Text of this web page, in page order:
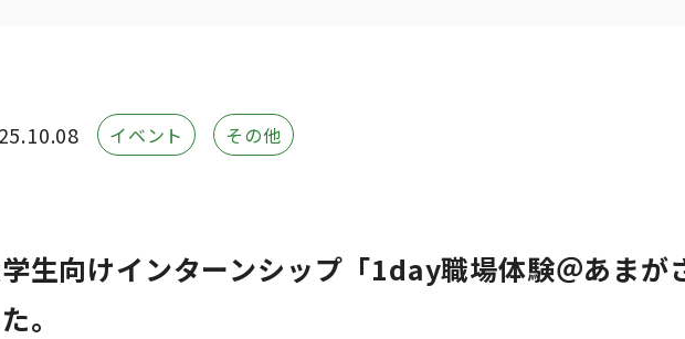
イベント その他
生向けインターンシップ「1day職場体験＠あまが
。